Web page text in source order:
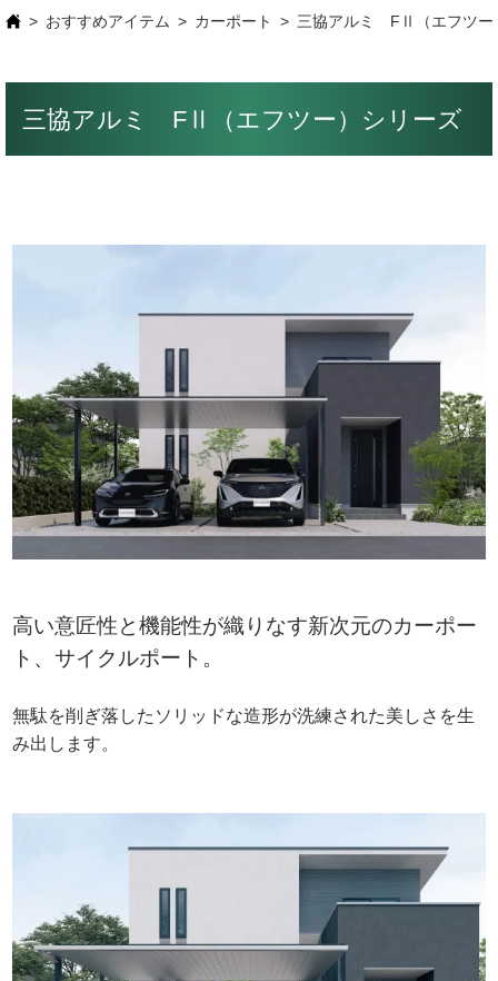
おすすめアイテム カーポート 三協アルミ FⅡ（エフツー
三協アルミ FⅡ（エフツー）シリーズ
高い意匠性と機能性が織りなす新次元のカーポー
ト、サイクルポート。
無駄を削ぎ落したソリッドな造形が洗練された美しさを生
み出します。